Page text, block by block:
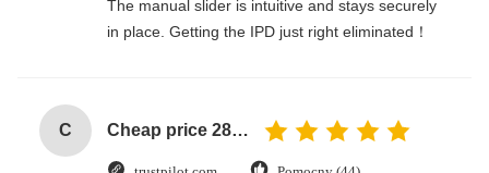
The manual slider is intuitive and stays securely
in place. Getting the IPD just right eliminated！
C Cheap price 28mm Aluminium Curtain Rod 1.2mm thickness with plastic final